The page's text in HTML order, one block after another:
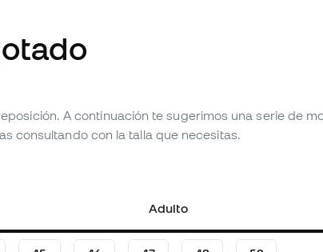
Envío gratis a
Comprueba si este
tu tienda más cercana
A continuación te sugerimos una serie de
consultando con la talla que necesitas.
Adulto